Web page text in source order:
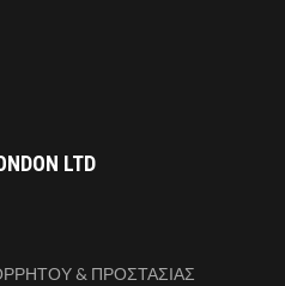
LTD
& ΠΡΟΣΤΑΣΙΑΣ